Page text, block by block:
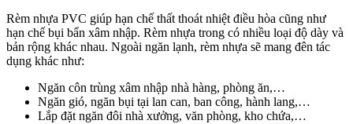
Rèm nhựa PVC giúp hạn chế thất thoát nhiệt điều hòa cũng như
hạn chế bụi bẩn xâm nhập. Rèm nhựa trong có nhiều loại độ dày và
bản rộng khác nhau. Ngoài ngăn lạnh, rèm nhựa sẽ mang đên tác
dụng khác như:
Ngăn côn trùng xâm nhập nhà hàng, phòng ăn,…
Ngăn gió, ngăn bụi tại lan can, ban công, hành lang,…
Lắp đặt ngăn đôi nhà xưởng, văn phòng, kho chứa,…